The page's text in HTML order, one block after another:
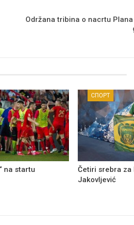
Održana tribina o nacrtu
na startu
СПОРТ
Četiri srebra za
Jakovljević